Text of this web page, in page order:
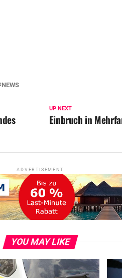
NEWS
UP NEXT
Einbruch in
ADVERTISEMENT
YOU MAY LIKE